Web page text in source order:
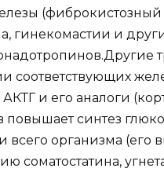
(фиброкистозный
гинекомастии и
соответствующих
и его аналоги
синтез
всего организма (его
соматостатина,